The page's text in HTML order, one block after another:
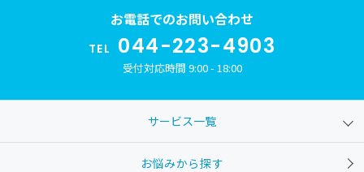
お電話でのお問い合わせ
TEL 044-223-4903
受付対応時間 9:00 - 18:00
サービス一覧
お悩みから探す